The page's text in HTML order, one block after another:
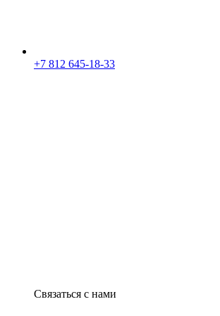
+7 812 645-18-33
Связаться с нами